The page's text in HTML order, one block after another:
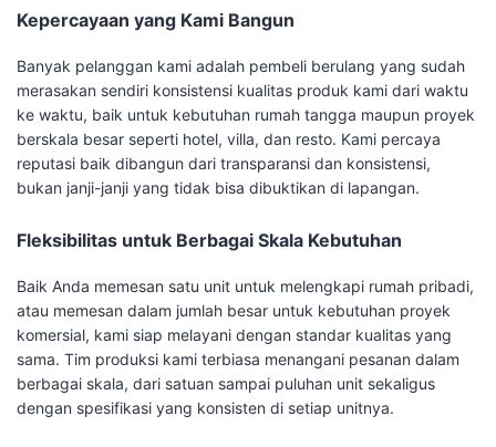
Kepercayaan yang Kami Bangun
Banyak pelanggan kami adalah pembeli berulang yang sudah
merasakan sendiri konsistensi kualitas produk kami dari waktu
ke waktu, baik untuk kebutuhan rumah tangga maupun proyek
berskala besar seperti hotel, villa, dan resto. Kami percaya
reputasi baik dibangun dari transparansi dan konsistensi,
bukan janji-janji yang tidak bisa dibuktikan di lapangan.
Fleksibilitas untuk Berbagai Skala Kebutuhan
Baik Anda memesan satu unit untuk melengkapi rumah pribadi,
atau memesan dalam jumlah besar untuk kebutuhan proyek
komersial, kami siap melayani dengan standar kualitas yang
sama. Tim produksi kami terbiasa menangani pesanan dalam
berbagai skala, dari satuan sampai puluhan unit sekaligus
dengan spesifikasi yang konsisten di setiap unitnya.